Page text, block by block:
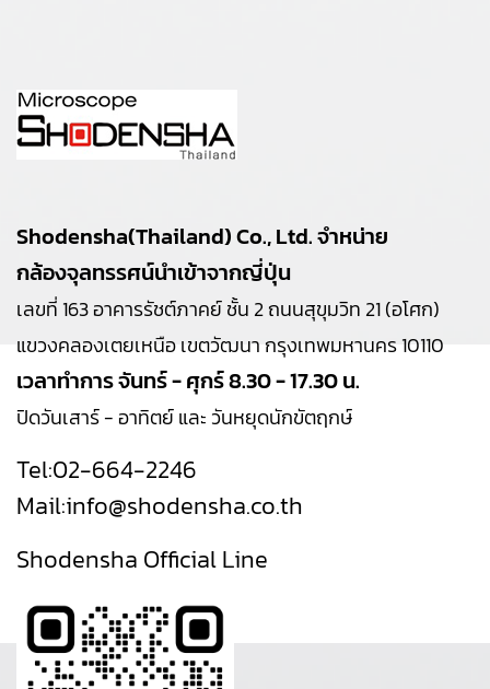
Shodensha(Thailand) Co., Ltd. จำหน่าย
กล้องจุลทรรศน์นำเข้าจากญี่ปุ่น
เลขที่ 163 อาคารรัชต์ภาคย์ ชั้น 2 ถนนสุขุมวิท 21 (อโศก)
แขวงคลองเตยเหนือ เขตวัฒนา กรุงเทพมหานคร 10110
เวลาทำการ จันทร์ - ศุกร์ 8.30 - 17.30 น.
ปิดวันเสาร์ - อาทิตย์ และ วันหยุดนักขัตฤกษ์
Tel:02-664-2246
Mail:info@shodensha.co.th
Shodensha Official Line